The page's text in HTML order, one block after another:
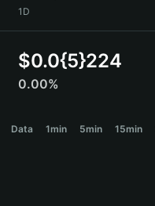
ภาษาไทย
हिन्दी
Español
Português (Brasil)
1D
$0.0{5}224
0.00%
Data 1min 5min 15min